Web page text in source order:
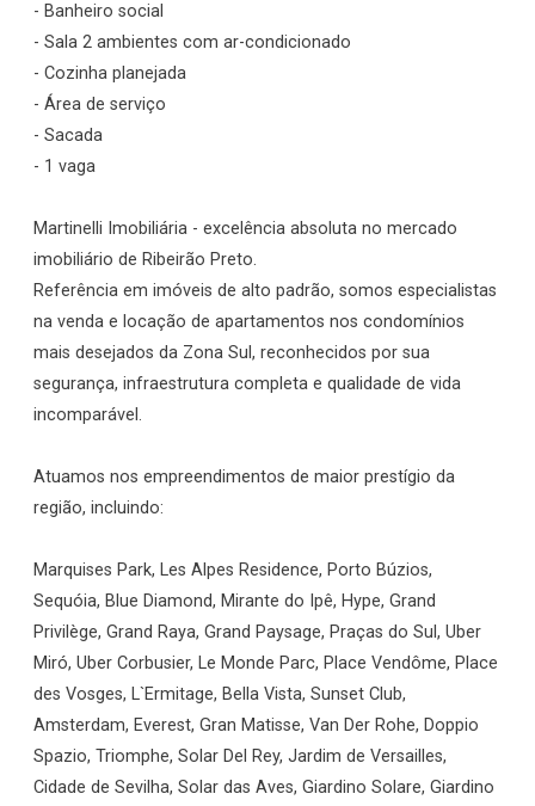
- Banheiro social
- Sala 2 ambientes com ar-condicionado
- Cozinha planejada
- Área de serviço
- Sacada
- 1 vaga
Martinelli Imobiliária - excelência absoluta no mercado
imobiliário de Ribeirão Preto.
Referência em imóveis de alto padrão, somos especialistas
na venda e locação de apartamentos nos condomínios
mais desejados da Zona Sul, reconhecidos por sua
segurança, infraestrutura completa e qualidade de vida
incomparável.
Atuamos nos empreendimentos de maior prestígio da
região, incluindo:
Marquises Park, Les Alpes Residence, Porto Búzios,
Sequóia, Blue Diamond, Mirante do Ipê, Hype, Grand
Privilège, Grand Raya, Grand Paysage, Praças do Sul, Uber
Miró, Uber Corbusier, Le Monde Parc, Place Vendôme, Place
des Vosges, L`Ermitage, Bella Vista, Sunset Club,
Amsterdam, Everest, Gran Matisse, Van Der Rohe, Doppio
Spazio, Triomphe, Solar Del Rey, Jardim de Versailles,
Cidade de Sevilha, Solar das Aves, Giardino Solare, Giardino